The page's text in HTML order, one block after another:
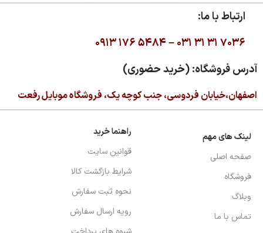
ارتباط با ما:
۰۹۱۳ ۱۷۶ ۵۴۸۴ –۰۳۱ ۳۱ ۳۱ ۷۰۳۶
آدرس فروشگاه: (خرید حضوری)
اصفهان،خیابان فردوسی، جنب کوچه یک، فروشگاه موبایل رفعت
لینک های مهم
صفحه اصلی
فروشگاه
وبلاگ
تماس با ما
راهنما خرید
قوانین سایت
شرایط بازگشت کالا
نحوه ثبت سفارش
رویه ارسال سفارش